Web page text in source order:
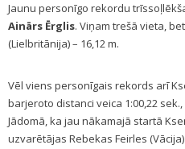
Jaunu personīgo rekordu
Ainārs Ērglis. Viņam trešā vieta,
(Lielbritānija) – 16,12 m.
Vēl viens personīgais rekords arī
barjeroto distanci veica 1:00,22
Jādomā, ka jau nākamajā startā
uzvarētājas Rebekas Feirles